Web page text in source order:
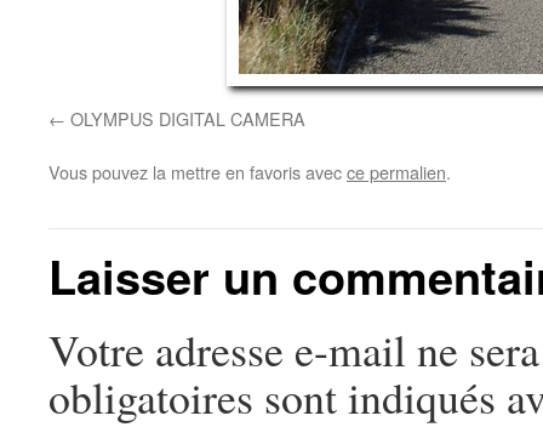
OLYMPUS DIGITAL CAMERA
Vous pouvez la mettre en favoris avecce permalien.
Laisser un
Votre adresse e-mail ne
obligatoires sont indiqués